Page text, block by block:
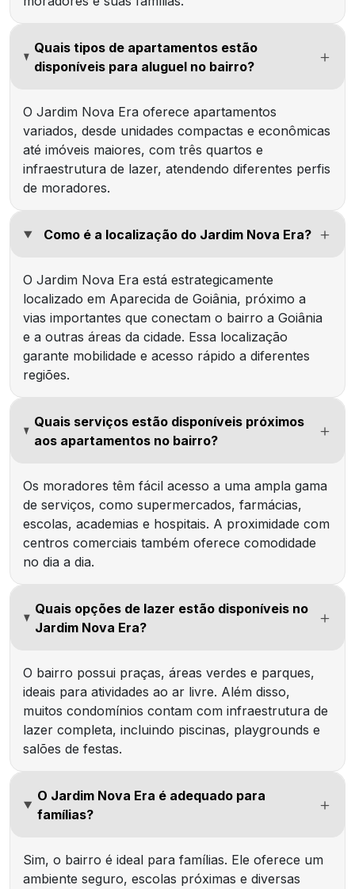
Quais tipos de apartamentos estão
disponíveis para aluguel no bairro?
O Jardim Nova Era oferece apartamentos
variados, desde unidades compactas e econômicas
até imóveis maiores, com três quartos e
infraestrutura de lazer, atendendo diferentes perfis
de moradores.
Como é a localização do Jardim Nova Era?
O Jardim Nova Era está estrategicamente
localizado em Aparecida de Goiânia, próximo a
vias importantes que conectam o bairro a Goiânia
e a outras áreas da cidade. Essa localização
garante mobilidade e acesso rápido a diferentes
regiões.
Quais serviços estão disponíveis próximos
aos apartamentos no bairro?
Os moradores têm fácil acesso a uma ampla gama
de serviços, como supermercados, farmácias,
escolas, academias e hospitais. A proximidade com
centros comerciais também oferece comodidade
no dia a dia.
Quais opções de lazer estão disponíveis no
Jardim Nova Era?
O bairro possui praças, áreas verdes e parques,
ideais para atividades ao ar livre. Além disso,
muitos condomínios contam com infraestrutura de
lazer completa, incluindo piscinas, playgrounds e
salões de festas.
O Jardim Nova Era é adequado para
famílias?
Sim, o bairro é ideal para famílias. Ele oferece um
ambiente seguro, escolas próximas e diversas